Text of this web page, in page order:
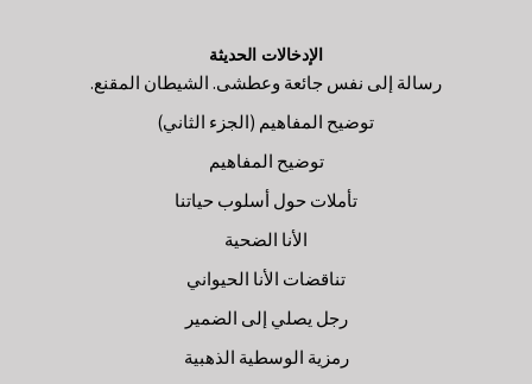
الإدخالات الحديثة
رسالة إلى نفس جائعة وعطشى. الشيطان المقنع.
توضيح المفاهيم (الجزء الثاني)
توضيح المفاهيم
تأملات حول أسلوب حياتنا
الأنا الضحية
تناقضات الأنا الحيواني
رجل يصلي إلى الضمير
رمزية الوسطية الذهبية